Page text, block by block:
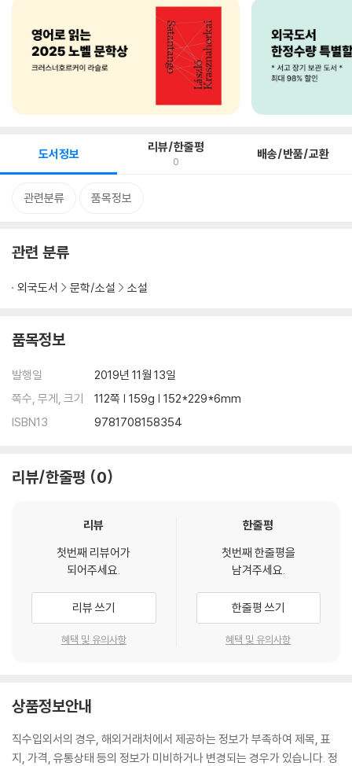
도서정보 리뷰/한줄평
0 배송/반품/교환
관련분류 품목정보
관련 분류
외국도서 문학/소설 소설
품목정보
발행일
2019년 11월 13일
쪽수, 무게, 크기
112쪽 | 159g | 152*229*6mm
ISBN13
9781708158354
리뷰/한줄평 0
리뷰
첫번째 리뷰어가
되어주세요.
리뷰 쓰기
혜택 및 유의사항
한줄평
첫번째 한줄평을
남겨주세요.
한줄평 쓰기
혜택 및 유의사항
상품정보안내
직수입외서의 경우, 해외거래처에서 제공하는 정보가 부족하여 제목, 표
지, 가격, 유통상태 등의 정보가 미비하거나 변경되는 경우가 있습니다. 정